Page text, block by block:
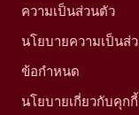
ความเป็นส่วนตัว
นโยบายความเป็นส่
ข้อกำหนด
นโยบายเกี่ยวกับคุกกี้